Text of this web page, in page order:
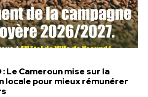
: Le Cameroun mise sur la
pour mieux rémunérer